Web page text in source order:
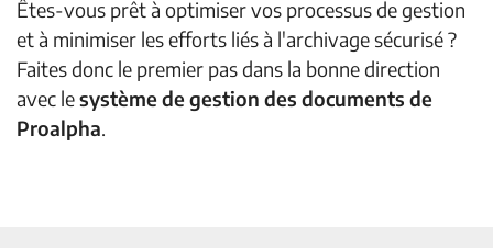
Êtes-vous prêt à optimiser vos processus de gestion
et à minimiser les efforts liés à l'archivage sécurisé ?
Faites donc le premier pas dans la bonne direction
avec lesystème de gestion des documents de
Proalpha.